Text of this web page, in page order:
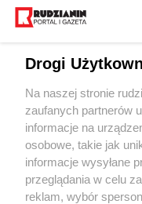
Wróć
Drogi
Na naszej stronie
zaufanych partnerów
informacje na
osobowe, takie jak
informacje wysyłane
przeglądania w celu
reklam, wybór